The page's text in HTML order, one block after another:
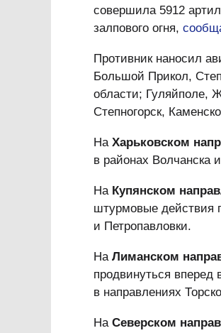
совершила 5912
залпового огня,
Противник наносил
Большой Прикол,
области; Гуляйполе,
Степногорск,
На Харьковском
в районах Волчанска
На Купянском
штурмовые действия
и Петропавловки.
На Лиманском
продвинуться
в направлениях
На Северском